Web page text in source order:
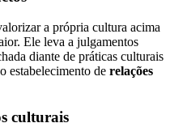
a própria cultura acima
Ele leva a julgamentos
diante de práticas culturais
estabelecimento de relações
culturais